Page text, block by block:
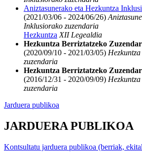
Aniztasunerako eta Hezkuntza
(2021/03/06 - 2024/06/26)
Inklusiorako zuzendaria
Hezkuntza XII Legealdia
Hezkuntza Berriztatzeko
(2020/09/10 - 2021/03/05)
zuzendaria
Hezkuntza Berriztatzeko
(2016/12/31 - 2020/09/09)
zuzendaria
Jarduera publikoa
JARDUERA PUBLIKOA
Kontsultatu jarduera publikoa (berriak,